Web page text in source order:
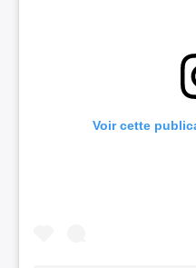
Voir cette